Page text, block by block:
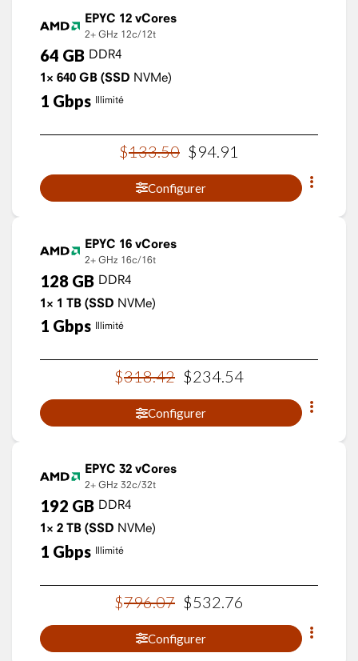
EPYC 12 vCores
2+ GHz 12c/12t
64 GB DDR4
1× 640 GB (SSD NVMe)
1 Gbps Illimité
$133.50 $94 91
Configurer
EPYC 16 vCores
2+ GHz 16c/16t
128 GB DDR4
1× 1 TB (SSD NVMe)
1 Gbps Illimité
$318.42 $234.54
Configurer
EPYC 32 vCores
2+ GHz 32c/32t
192 GB DDR4
1× 2 TB (SSD NVMe)
1 Gbps Illimité
$796.07 $532 76
Configurer